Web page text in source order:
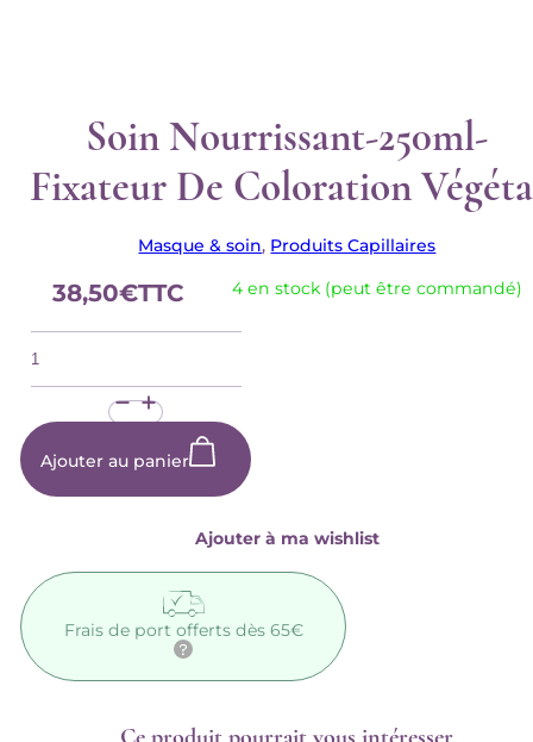
Soin Nourrissant-250ml-
Fixateur De Coloration
Masque & soin, Produits Capillaires
38,50€TTC 4 en stock (peut être commandé)
quantité
de
nourrissant-
Fixateur
de
coloration
végétal
Ajouter au panier
Ajouter à ma wishlist
Frais de port offerts dès 65€